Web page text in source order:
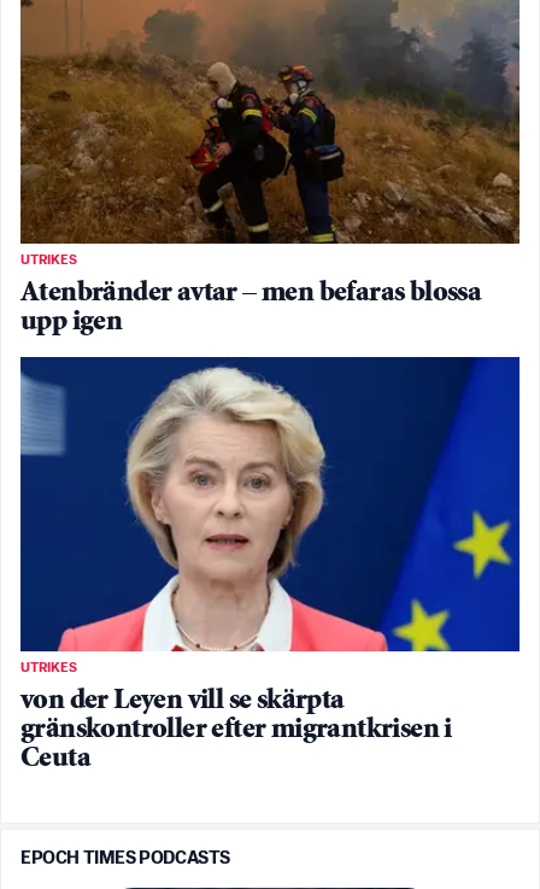
UTRIKES
Atenbränder avtar – men befaras blossa
upp igen
UTRIKES
von der Leyen vill se skärpta
gränskontroller efter migrantkrisen i
Ceuta
EPOCH TIMES PODCASTS